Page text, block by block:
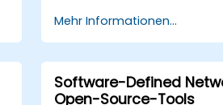
konfigurieren sowie
Automatisierung
Mehr Informationen...
Software-Defined
Open-Source-Tools